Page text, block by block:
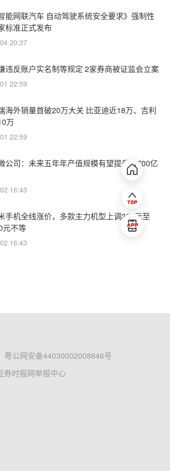
能网联汽车 自动驾驶系统安全要求》强制性
标准正式发布
20:37
违反账户实名制等规定 2家券商被证监会立案
22:59
海外销量首破20万大关 比亚迪近18万、吉利
万
22:59
公司：未来五年年产值规模有望提升至700亿
16:43
手机全线涨价，多款主力机型上调300元至
元不等
16:43
粤公网安备44030002008846号
券时报网举报中心